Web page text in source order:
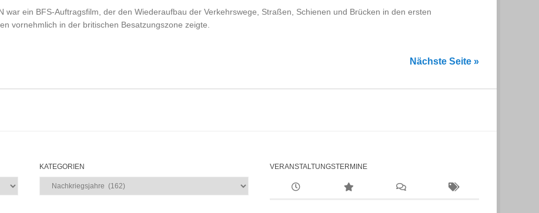
war ein BFS-Auftragsfilm, der den Wiederaufbau der Verkehrswege, Straßen, Schienen und Brücken in den ersten
vornehmlich in der britischen Besatzungszone zeigte.
Nächste Seite »
KATEGORIEN
Kategorien
VERANSTALTUNGSTERMINE